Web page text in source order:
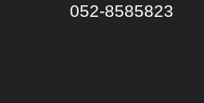
052-8585823